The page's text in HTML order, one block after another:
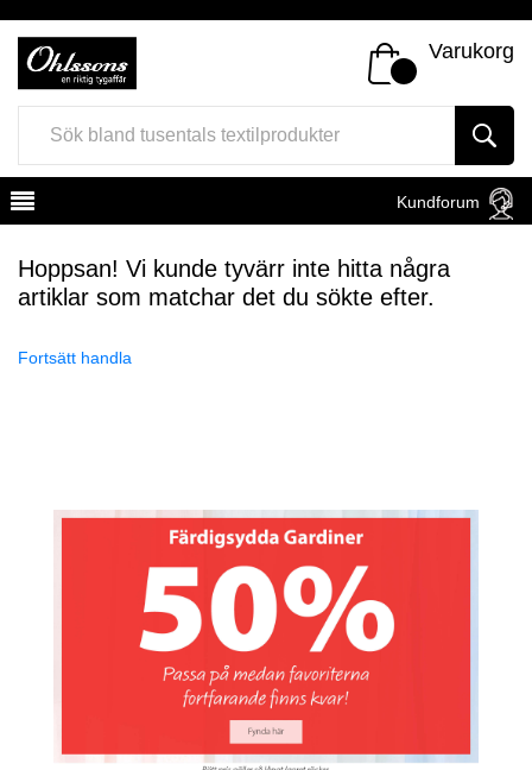
Varukorg
Kundforum
Hoppsan! Vi kunde tyvärr inte hitta några
artiklar som matchar det du sökte efter.
Fortsätt handla